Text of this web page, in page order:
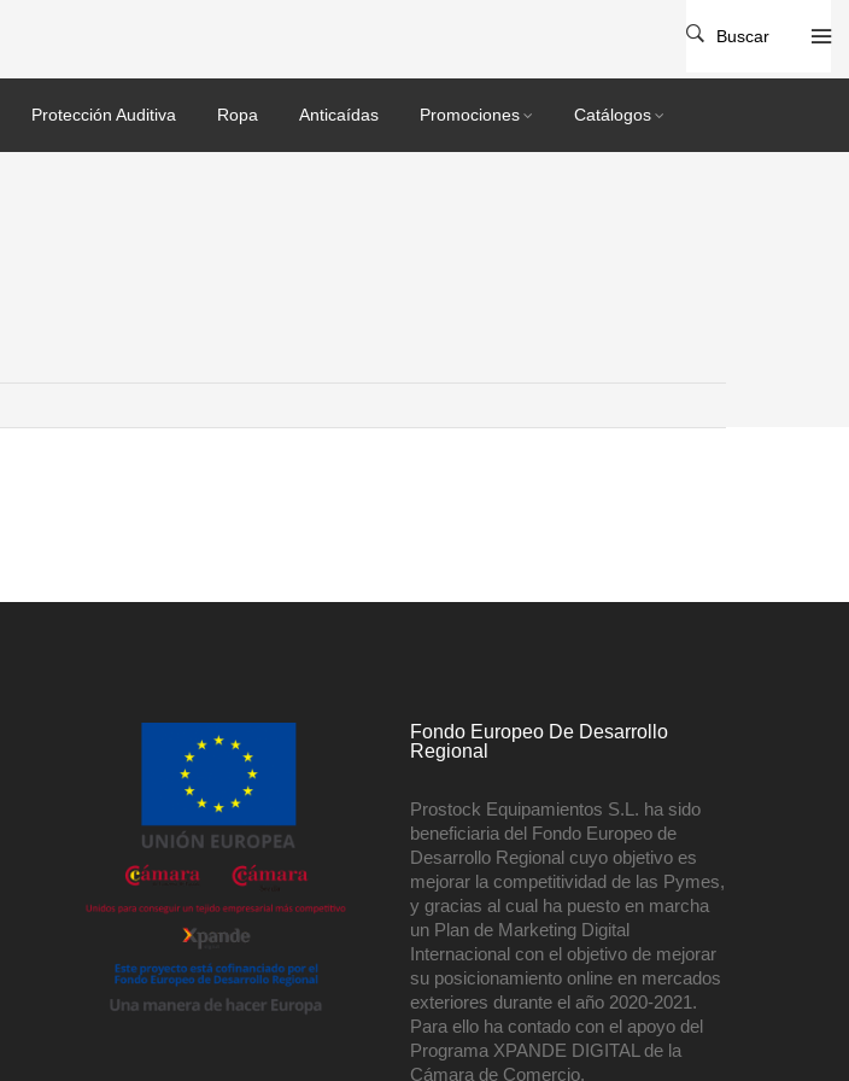
Protección Auditiva Ropa Anticaídas Promociones Catálogos
Buscar
Fondo Europeo De Desarrollo
Regional
Prostock Equipamientos S.L. ha sido
beneficiaria del Fondo Europeo de
Desarrollo Regional cuyo objetivo es
mejorar la competitividad de las Pymes,
y gracias al cual ha puesto en marcha
un Plan de Marketing Digital
Internacional con el objetivo de mejorar
su posicionamiento online en mercados
exteriores durante el año 2020-2021.
Para ello ha contado con el apoyo del
Programa XPANDE DIGITAL de la
Cámara de Comercio.